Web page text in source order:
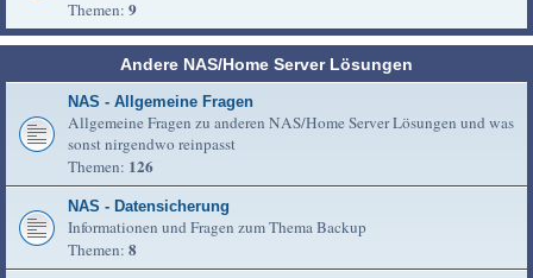
Themen: 9
Andere NAS/Home Server Lösungen
NAS - Allgemeine Fragen
Allgemeine Fragen zu anderen NAS/Home Server Lösungen und was
sonst nirgendwo reinpasst
Themen: 126
NAS - Datensicherung
Informationen und Fragen zum Thema Backup
Themen: 8